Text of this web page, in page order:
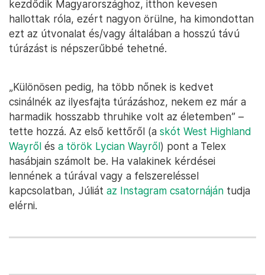
kezdődik Magyarországhoz, itthon kevesen
hallottak róla, ezért nagyon örülne, ha kimondottan
ezt az útvonalat és/vagy általában a hosszú távú
túrázást is népszerűbbé tehetné.
„Különösen pedig, ha több nőnek is kedvet
csinálnék az ilyesfajta túrázáshoz, nekem ez már a
harmadik hosszabb thruhike volt az életemben” –
tette hozzá. Az első kettőről (a skót West Highland
Wayről és a török Lycian Wayről) pont a Telex
hasábjain számolt be. Ha valakinek kérdései
lennének a túrával vagy a felszereléssel
kapcsolatban, Júliát az Instagram csatornáján tudja
elérni.